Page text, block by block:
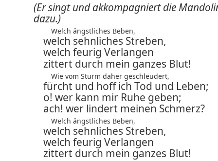
(Er singt und akkompagniert die
dazu.)
Welch ängstliches Beben,
welch sehnliches Streben,
welch feurig Verlangen
zittert durch mein ganzes Blut!
Wie vom Sturm daher geschleudert,
fürcht und hoff ich Tod und Leben;
o! wer kann mir Ruhe geben;
ach! wer lindert meinen Schmerz?
Welch ängstliches Beben,
welch sehnliches Streben,
welch feurig Verlangen
zittert durch mein ganzes Blut!